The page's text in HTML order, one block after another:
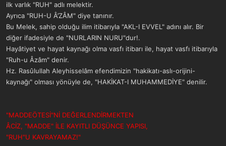
ilk varlık "RUH" adlı melektir.
Ayrıca "RUH-U Â’ZÂM" diye tanınır.
Bu Melek, sahip olduğu ilim itibarıyla "AKL-I EVVEL" adını alır. Bir
diğer ifadesiyle de "NURLARIN NURU"dur!.
Hayâtiyet ve hayat kaynağı olma vasfı itibarı ile, hayat vasfı itibarıyla
"Ruh-u Âzâm" denir.
Hz. Rasûlullah Aleyhisselâm efendimizin "hakikatı-aslı-orijini-
kaynağı" olması yönüyle de, "HAKİKAT-I MUHAMMEDİYE" denilir.
"MADDEÖTESİ"Nİ DEĞERLENDİRMEKTEN
ÂCİZ, "MADDE" İLE KAYITLI DÜŞÜNCE YAPISI,
"RUH"U KAVRAYAMAZ!"